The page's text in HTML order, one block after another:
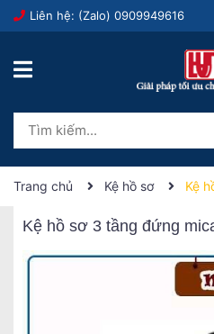
Liên hệ: (Zalo) 0909949616
Trang chủ Kệ hồ sơ Kệ
Kệ hồ sơ 3 tầng đứng